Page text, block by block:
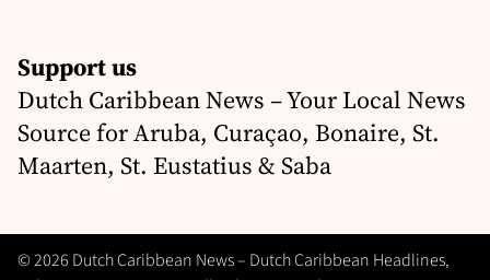
Support us
Dutch Caribbean News – Your Local News
Source for Aruba, Curaçao, Bonaire, St.
Maarten, St. Eustatius & Saba
© 2026 Dutch Caribbean News – Dutch Caribbean Headlines,